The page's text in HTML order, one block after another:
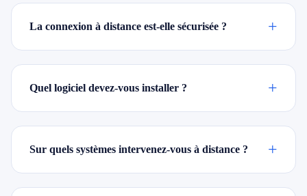
La connexion à distance est-elle sécurisée ? +
Quel logiciel devez-vous installer ? +
Sur quels systèmes intervenez-vous à distance ? +